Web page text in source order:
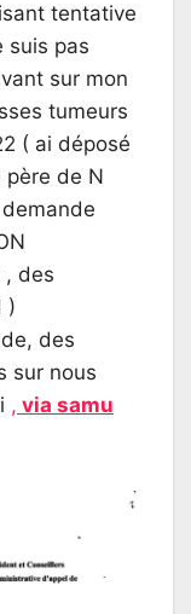
tentative
suis pas
sur mon
tumeurs
( ai déposé
père de N
, des
)
des
sur nous
, via samu